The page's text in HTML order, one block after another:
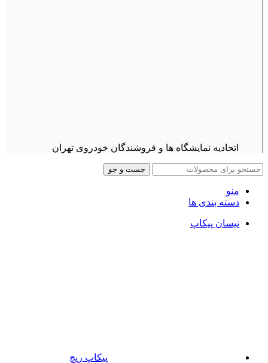
اتحادیه نمایشگاه ها و فروشندگان خودروی تهران
جست و جو
منو
دسته بندی ها
نیسان پیکاپ
پیکاپ ریچ